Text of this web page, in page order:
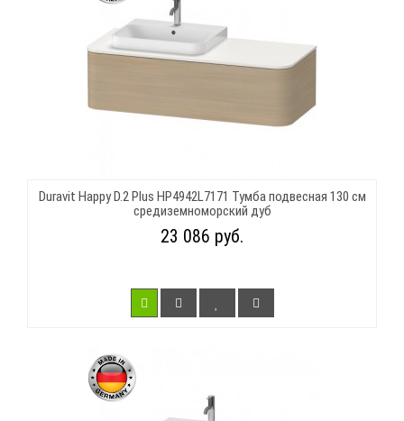
Duravit Happy D.2 Plus HP4942L7171 Тумба подвесная 130 см
средиземноморский дуб
23 086 руб.